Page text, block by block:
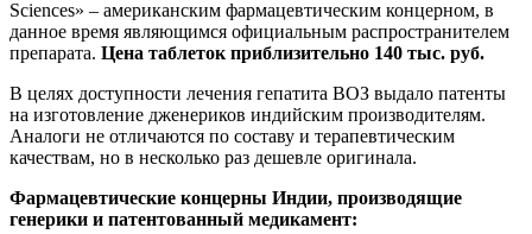
Sciences» – американским фармацевтическим концерном, в
данное время являющимся официальным распространителем
препарата. Цена таблеток приблизительно 140 тыс. руб.
В целях доступности лечения гепатита ВОЗ выдало патенты
на изготовление дженериков индийским производителям.
Аналоги не отличаются по составу и терапевтическим
качествам, но в несколько раз дешевле оригинала.
Фармацевтические концерны Индии, производящие
генерики и патентованный медикамент: